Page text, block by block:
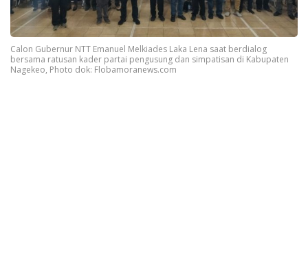
Calon Gubernur NTT Emanuel Melkiades Laka Lena saat berdialog
bersama ratusan kader partai pengusung dan simpatisan di Kabupaten
Nagekeo, Photo dok: Flobamoranews.com